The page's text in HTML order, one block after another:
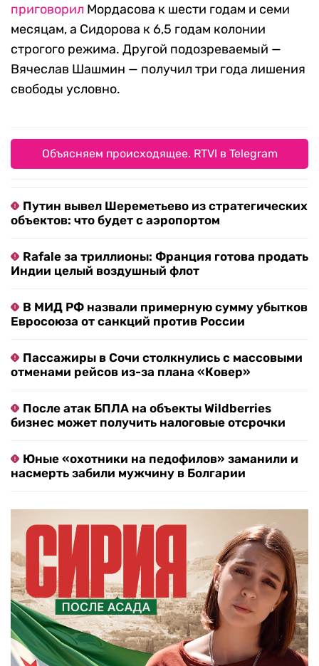
приговорил Мордасова к шести годам и семи
месяцам, а Сидорова к 6,5 годам колонии
строгого режима. Другой подозреваемый —
Вячеслав Шашмин — получил три года лишения
свободы условно.
Объясняем происходящее. RTVI в Telegram
Путин вывел Шереметьево из стратегических
объектов: что будет с аэропортом
Rafale за триллионы: Франция готова продать
Индии целый воздушный флот
В МИД РФ назвали примерную сумму убытков
Евросоюза от санкций против России
Пассажиры в Сочи столкнулись с массовыми
отменами рейсов из-за плана «Ковер»
После атак БПЛА на объекты Wildberries
бизнес может получить налоговые отсрочки
Юные «охотники на педофилов» заманили и
насмерть забили мужчину в Болгарии